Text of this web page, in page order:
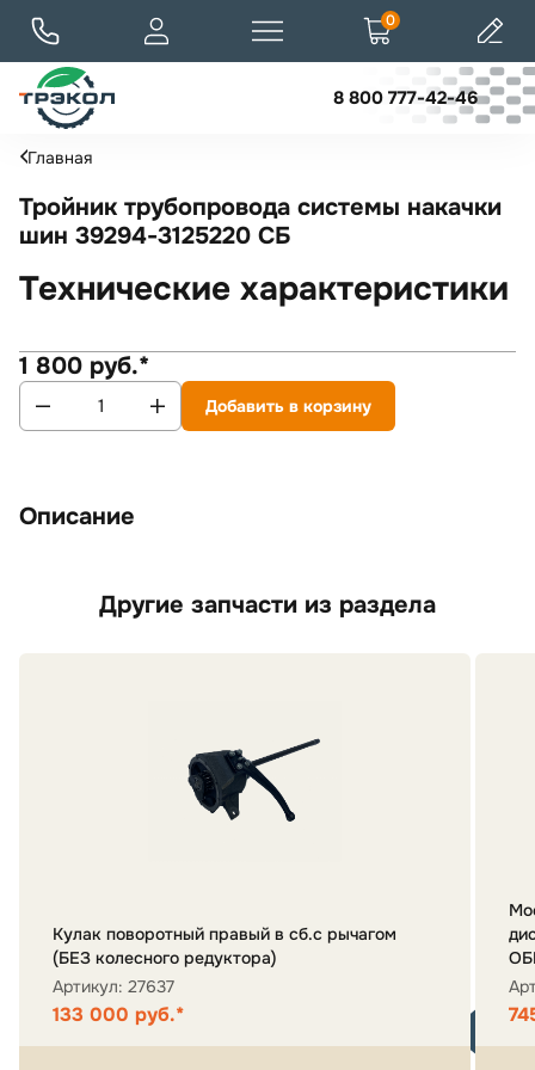
8 800 777-42-46
0
Главная
Тройник трубопровода системы накачки
шин 39294-3125220 СБ
Технические характеристики
1 800 руб.*
Добавить в корзину
Описание
Другие запчасти из раздела
Кулак поворотный правый в сб.с рычагом
(БЕЗ колесного редуктора)
Артикул: 27637
133 000 руб.*